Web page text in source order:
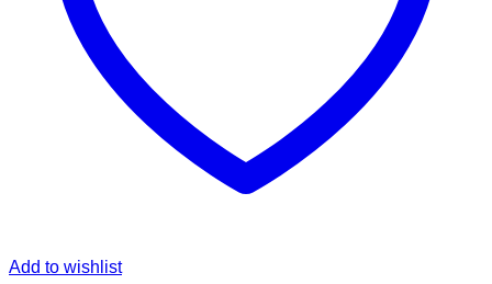
Add to wishlist